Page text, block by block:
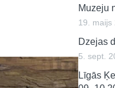
Muzeju
19. maijs
Dzejas
5. sept.
Līgās